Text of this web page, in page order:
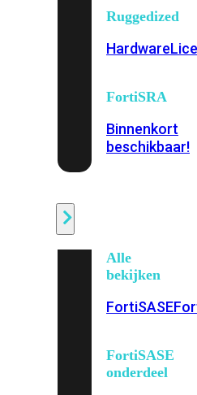
Ruggedized
Hardware
FortiSRA
Binnenkort
beschikbaar!
Alle
bekijken
FortiSASE
FortiSASE
onderdeel